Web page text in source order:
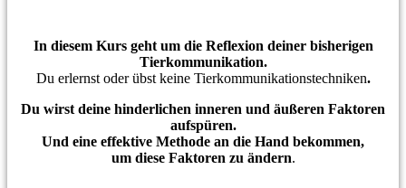
In diesem Kurs geht um die Reflexion deiner bisherigen
Tierkommunikation.
Du erlernst oder übst keine Tierkommunikationstechniken.
Du wirst deine hinderlichen inneren und äußeren Faktoren
aufspüren.
Und eine effektive Methode an die Hand bekommen,
um diese Faktoren zu ändern.